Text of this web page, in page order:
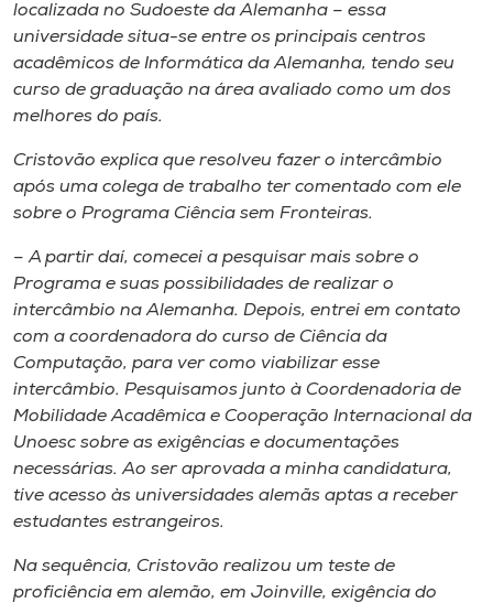
localizada no Sudoeste da Alemanha – essa
universidade situa-se entre os principais centros
acadêmicos de Informática da Alemanha, tendo seu
curso de graduação na área avaliado como um dos
melhores do país.
Cristovão explica que resolveu fazer o intercâmbio
após uma colega de trabalho ter comentado com ele
sobre o Programa Ciência sem Fronteiras.
– A partir daí, comecei a pesquisar mais sobre o
Programa e suas possibilidades de realizar o
intercâmbio na Alemanha. Depois, entrei em contato
com a coordenadora do curso de Ciência da
Computação, para ver como viabilizar esse
intercâmbio. Pesquisamos junto à Coordenadoria de
Mobilidade Acadêmica e Cooperação Internacional da
Unoesc sobre as exigências e documentações
necessárias. Ao ser aprovada a minha candidatura,
tive acesso às universidades alemãs aptas a receber
estudantes estrangeiros.
Na sequência, Cristovão realizou um teste de
proficiência em alemão, em Joinville, exigência do